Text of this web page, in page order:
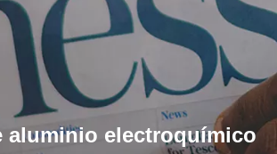
aluminio electroquímico